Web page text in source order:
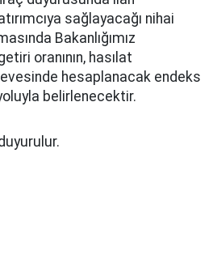
sağlayacağı nihai
Bakanlığımız
oranının, hasılat
hesaplanacak endeks
belirlenecektir.